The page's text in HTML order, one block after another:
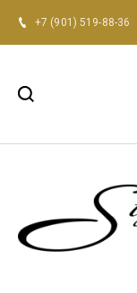
+7 (901) 519-88-36
Для женщин